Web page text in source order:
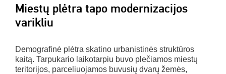
Miestų plėtra tapo modernizacijos
varikliu
Demografinė plėtra skatino urbanistinės struktūros
kaitą. Tarpukario laikotarpiu buvo plečiamos miestų
teritorijos, parceliuojamos buvusių dvarų žemės,